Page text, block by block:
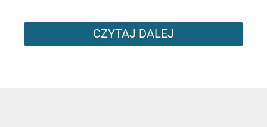
CZYTAJ DALEJ